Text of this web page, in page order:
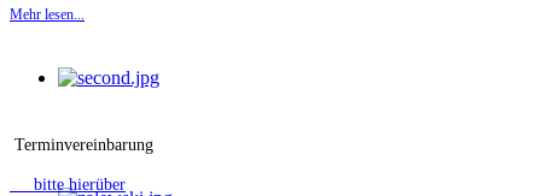
Mehr lesen...
Terminvereinbarung
bitte hierüber